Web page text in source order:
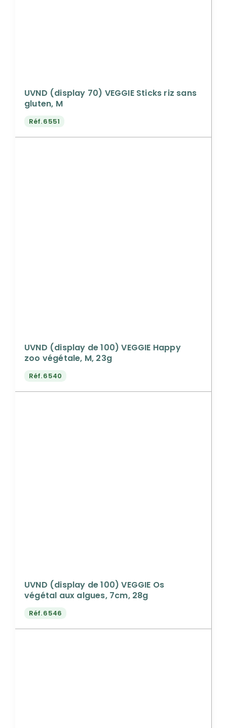
UVND (display 70) VEGGIE Sticks riz sans
gluten, M
Réf.6551
UVND (display de 100) VEGGIE Happy
zoo végétale, M, 23g
Réf.6540
UVND (display de 100) VEGGIE Os
végétal aux algues, 7cm, 28g
Réf.6546